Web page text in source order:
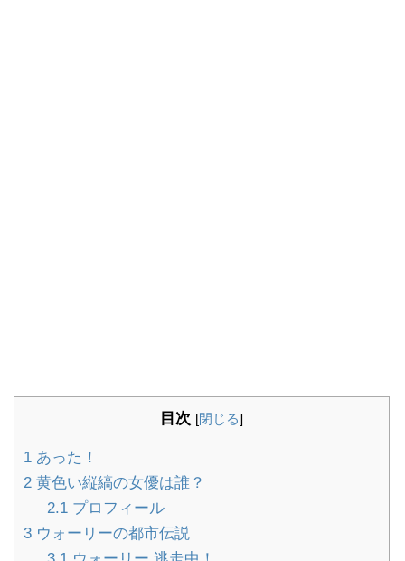
目次 [閉じる]
1 あった！
2 黄色い縦縞の女優は誰？
2.1プロフィール
3 ウォーリーの都市伝説